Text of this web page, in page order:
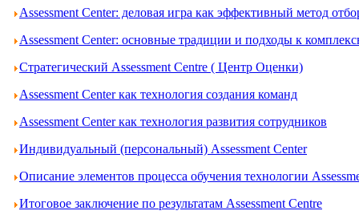
Assessment Center: деловая игра как эффективный метод
Assessment Center: основные традиции и подходы к
Стратегический Assessment Centre ( Центр Оценки)
Assessment Center как технология создания команд
Assessment Center как технология развития сотрудников
Индивидуальный (персональный) Assessment Center
Описание элементов процесса обучения технологии
Итоговое заключение по результатам Assessment Centre